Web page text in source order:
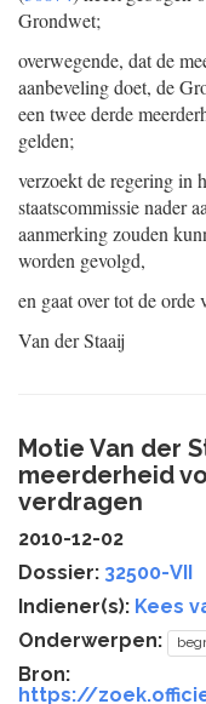
Grondwet;
overwegende, dat de
aanbeveling doet, de
een twee derde
gelden;
verzoekt de regering in
staatscommissie nader
aanmerking zouden
worden gevolgd,
en gaat over tot de orde
Van der Staaij
Motie Van der
meerderheid
verdragen
2010-12-02
Dossier: 32500-VII
Indiener(s): Kees
Onderwerpen:
Bron:
https://